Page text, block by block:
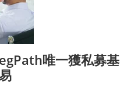
唯一獲私募基